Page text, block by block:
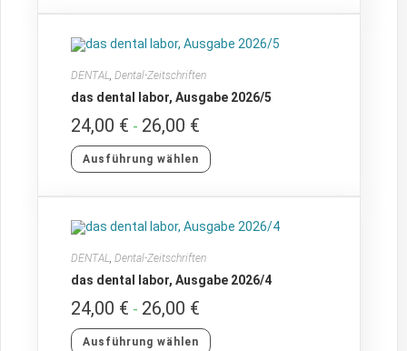
DENTAL,Dental-Zeitschriften
das dental labor, Ausgabe 2026/5
24,00 € - 26,00 €
Ausführung wählen
DENTAL,Dental-Zeitschriften
das dental labor, Ausgabe 2026/4
24,00 € - 26,00 €
Ausführung wählen